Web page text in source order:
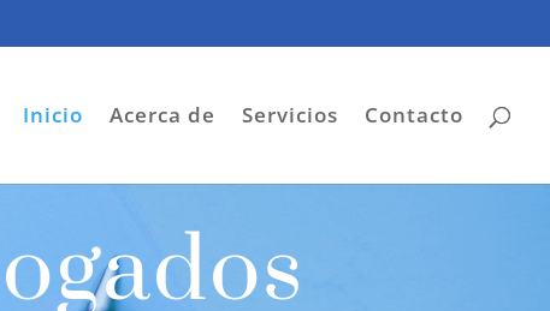
Inicio Acerca de Servicios Contacto